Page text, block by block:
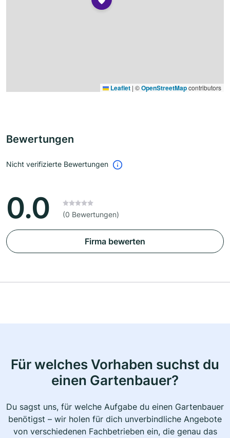
Leaflet | ©OpenStreetMapcontributors
Bewertungen
Nicht verifizierte Bewertungen
0.0 (0 Bewertungen)
Firma bewerten
Für welches Vorhaben suchst du
einen Gartenbauer?
Du sagst uns, für welche Aufgabe du einen Gartenbauer
benötigst – wir holen für dich unverbindliche Angebote
von verschiedenen Fachbetrieben ein, die genau das